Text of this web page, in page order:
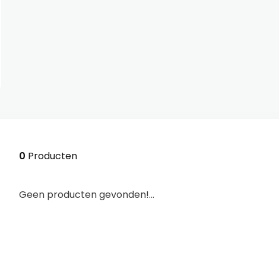
0 Producten
Geen producten gevonden!...